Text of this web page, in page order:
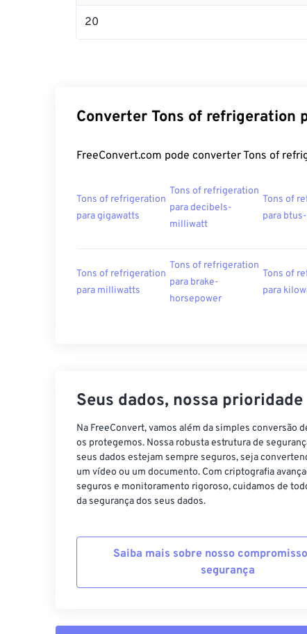
20
Converter Tons of refrigeration
FreeConvert.com pode converter Tons of
Tons of refrigeration
para gigawatts
Tons of refrigeration
para decibels-
milliwatt
Tons of
para
Tons of refrigeration
para milliwatts
Tons of refrigeration
para brake-
horsepower
Tons of
para
Seus dados, nossa prioridade
Na FreeConvert, vamos além da simples conversão
os protegemos. Nossa robusta estrutura de
seus dados estejam sempre seguros, seja
um vídeo ou um documento. Com criptografia
seguros e monitoramento rigoroso, cuidamos de
da segurança dos seus dados.
Saiba mais sobre nosso
segurança